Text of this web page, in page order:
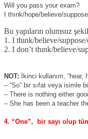
Will you pass your exam?
I thınk/hope/believe/
Bu yapıların olumsuz
1. I thınk/believe/
2. I don’t thınk/believe/
NOT: İkinci kullanım, “hear,
– “So” bir sıfat veya isimle
– There is nothing either
– She has been a teacher
4. “One”, bir sayı olup